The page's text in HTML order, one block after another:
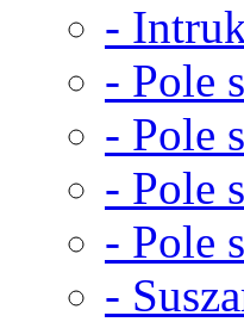
-
- Pole
- Pole
- Pole
- Pole
-